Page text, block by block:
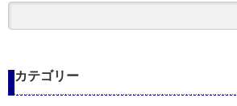
カテゴリー